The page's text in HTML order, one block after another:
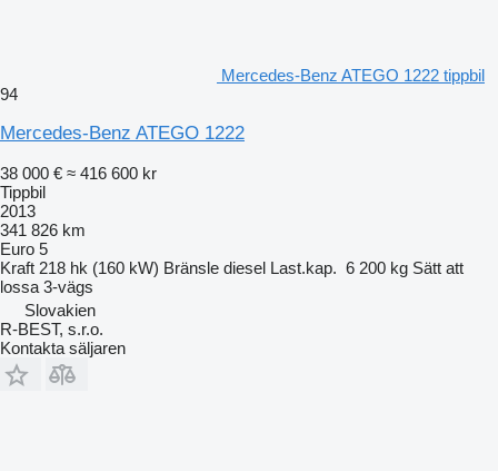
Mercedes-Benz ATEGO 1222 tippbil
94
Mercedes-Benz ATEGO 1222
38 000 € ≈ 416 600 kr
Tippbil
2013
341 826 km
Euro 5
Kraft 218 hk (160 kW) Bränsle diesel Last.kap. 6 200 kg Sätt att
lossa 3-vägs
Slovakien
R-BEST, s.r.o.
Kontakta säljaren